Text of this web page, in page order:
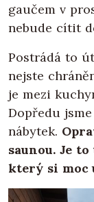
gaučem v
nebude cítit
Postrádá to
nejste
je mezi
Dopředu
nábytek.
saunou. Je
který si moc